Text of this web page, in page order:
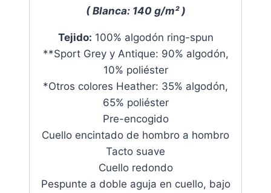
( Blanca: 140 g/m² )
Tejido: 100% algodón ring-spun
**Sport Grey y Antique: 90% algodón,
10% poliéster
*Otros colores Heather: 35% algodón,
65% poliéster
Pre-encogido
Cuello encintado de hombro a hombro
Tacto suave
Cuello redondo
Pespunte a doble aguja en cuello, bajo